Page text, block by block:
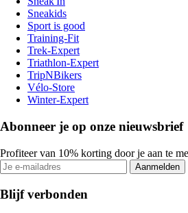
Sneakids
Sport is good
Training-Fit
Trek-Expert
Triathlon-Expert
TripNBikers
Vélo-Store
Winter-Expert
Abonneer je op onze nieuwsbrief
Profiteer van 10% korting door je aan te
Aanmelden
Blijf verbonden